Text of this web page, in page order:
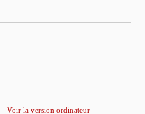
Voir la version ordinateur